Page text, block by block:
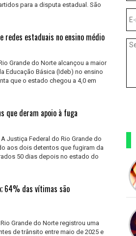
para a disputa estadual. São
estaduais no ensino médio
Grande do Norte alcançou a maior
Educação Básica (Ideb) no ensino
que o estado chegou a 4,0 em
que deram apoio à fuga
Justiça Federal do Rio Grande do
aos dois detentos que fugiram da
50 dias depois no estado do
64% das vítimas são
Grande do Norte registrou uma
de trânsito entre maio de 2025 e